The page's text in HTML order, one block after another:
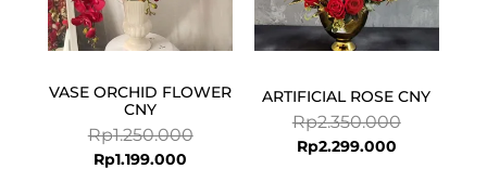
VASE ORCHID FLOWER
CNY
Rp1.250.000
Rp1.199.000
ARTIFICIAL ROSE CNY
Rp2.350.000
Rp2.299.000